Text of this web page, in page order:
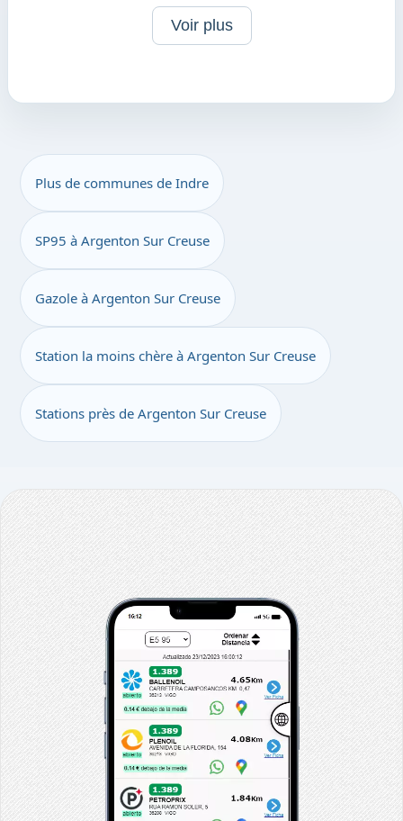
Voir plus
Plus de communes de Indre
SP95 à Argenton Sur Creuse
Gazole à Argenton Sur Creuse
Station la moins chère à Argenton Sur Creuse
Stations près de Argenton Sur Creuse